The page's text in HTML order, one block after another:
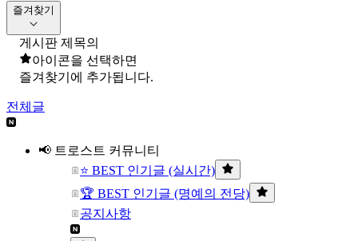
즐겨찾기
게시판 제목의
아이콘을 선택하면
즐겨찾기에 추가됩니다.
전체글
📢 트로스트 커뮤니티
⭐ BEST 인기글 (실시간)
🏆 BEST 인기글 (명예의 전당)
공지사항